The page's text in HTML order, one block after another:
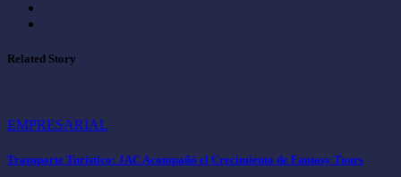
Related Story
EMPRESARIAL
Transporte Turístico: JAC Acompañó el Crecimiento de Fantasy Tours